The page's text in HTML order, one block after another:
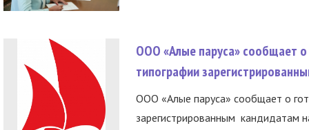
ООО «Алые паруса» сообщает о
типографии
ООО «Алые паруса» сообщает о
зарегистрированным кандидатам